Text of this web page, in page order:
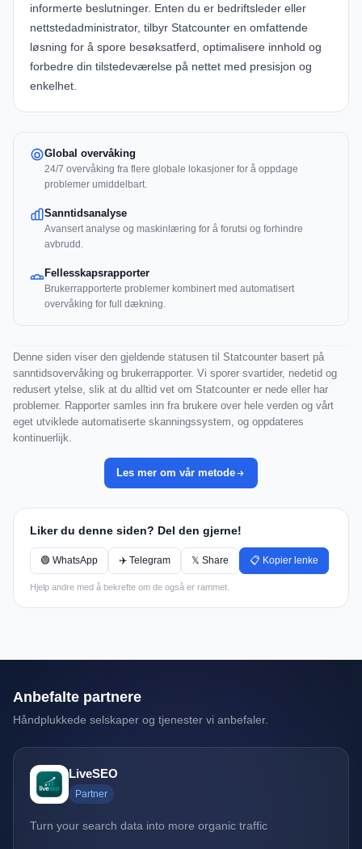
informerte beslutninger. Enten du er bedriftsleder eller
nettstedadministrator, tilbyr Statcounter en omfattende
løsning for å spore besøksatferd, optimalisere innhold og
forbedre din tilstedeværelse på nettet med presisjon og
enkelhet.
Global overvåking
24/7 overvåking fra flere globale lokasjoner for å oppdage
problemer umiddelbart.
Sanntidsanalyse
Avansert analyse og maskinlæring for å forutsi og forhindre
avbrudd.
Fellesskapsrapporter
Brukerrapporterte problemer kombinert med automatisert
overvåking for full dækning.
Denne siden viser den gjeldende statusen til Statcounter basert på
sanntidsovervåking og brukerrapporter. Vi sporer svartider, nedetid og
redusert ytelse, slik at du alltid vet om Statcounter er nede eller har
problemer. Rapporter samles inn fra brukere over hele verden og vårt
eget utviklede automatiserte skanningssystem, og oppdateres
kontinuerlijk.
Les mer om vår metode
Liker du denne siden? Del den gjerne!
🟢 WhatsApp ✈️ Telegram 𝕏 Share 📋 Kopier lenke
Hjelp andre med å bekrefte om de også er rammet.
Anbefalte partnere
Håndplukkede selskaper og tjenester vi anbefaler.
LiveSEO
Partner
Turn your search data into more organic traffic